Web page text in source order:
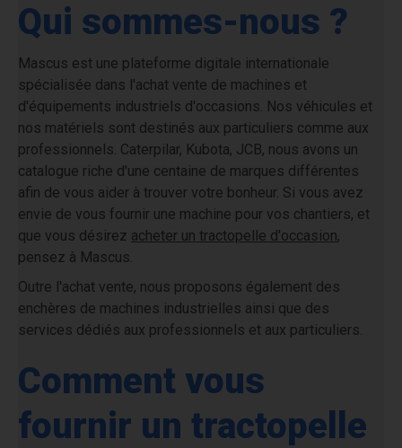
Qui sommes-nous ?
Mascus est une plateforme digitale internationale
spécialisée dans l'achat vente de machines et
d'équipements industriels d'occasions. Nos véhicules et
nos matériels sont destinés aux particuliers comme aux
professionnels. Caterpilar, Kubota, JCB, nous avons un
catalogue riche d'une centaine de marques différentes
afin de vous aider à trouver votre bonheur. Si vous avez
envie de vous fournir une machine pour vos chantiers, et
que vous désirez acheter un tractopelle d'occasion,
pensez à Mascus.
Outre l'achat vente, nous proposons également des
enchères de machines industrielles ainsi que des
services dédiés aux professionnels et aux particuliers.
Comment vous
fournir un tractopelle